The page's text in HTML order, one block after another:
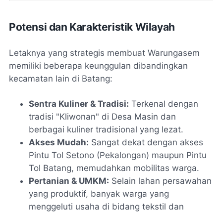
Potensi dan Karakteristik Wilayah
Letaknya yang strategis membuat Warungasem
memiliki beberapa keunggulan dibandingkan
kecamatan lain di Batang:
Sentra Kuliner & Tradisi: Terkenal dengan
tradisi "Kliwonan" di Desa Masin dan
berbagai kuliner tradisional yang lezat.
Akses Mudah: Sangat dekat dengan akses
Pintu Tol Setono (Pekalongan) maupun Pintu
Tol Batang, memudahkan mobilitas warga.
Pertanian & UMKM: Selain lahan persawahan
yang produktif, banyak warga yang
menggeluti usaha di bidang tekstil dan